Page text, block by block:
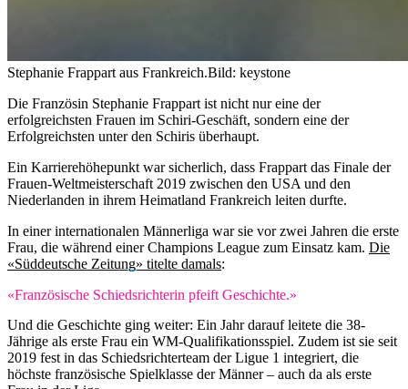
Stephanie Frappart aus Frankreich.Bild: keystone
Die Französin Stephanie Frappart ist nicht nur eine der
erfolgreichsten Frauen im Schiri-Geschäft, sondern eine der
Erfolgreichsten unter den Schiris überhaupt.
Ein Karrierehöhepunkt war sicherlich, dass Frappart das Finale der
Frauen-Weltmeisterschaft 2019 zwischen den USA und den
Niederlanden in ihrem Heimatland Frankreich leiten durfte.
In einer internationalen Männerliga war sie vor zwei Jahren die erste
Frau, die während einer Champions League zum Einsatz kam. Die
«Süddeutsche Zeitung» titelte damals:
«Französische Schiedsrichterin pfeift Geschichte.»
Und die Geschichte ging weiter: Ein Jahr darauf leitete die 38-
Jährige als erste Frau ein WM-Qualifikationsspiel. Zudem ist sie seit
2019 fest in das Schiedsrichterteam der Ligue 1 integriert, die
höchste französische Spielklasse der Männer – auch da als erste